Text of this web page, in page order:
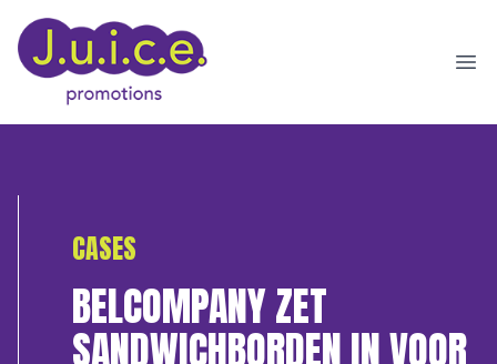
CASES
BELCOMPANY ZET
SANDWICHBORDEN IN VOOR